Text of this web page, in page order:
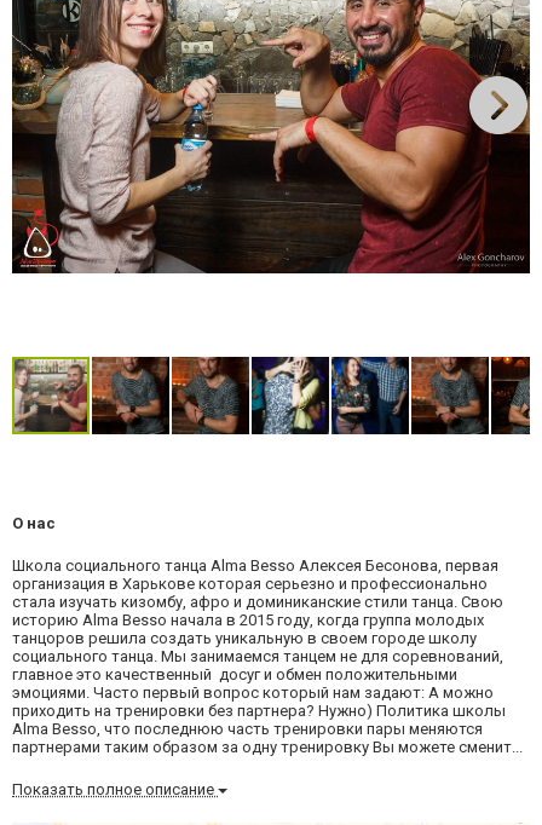
О нас
Школа социального танца Alma Besso Алексея Бесонова, первая
организация в Харькове которая серьезно и профессионально
стала изучать кизомбу, афро и доминиканские стили танца. Свою
историю Alma Besso начала в 2015 году, когда группа молодых
танцоров решила создать уникальную в своем городе школу
социального танца. Мы занимаемся танцем не для соревнований,
главное это качественный досуг и обмен положительными
эмоциями. Часто первый вопрос который нам задают: А можно
приходить на тренировки без партнера? Нужно) Политика школы
Alma Besso, что последнюю часть тренировки пары меняются
партнерами таким образом за одну тренировку Вы можете сменит...
Показать полное описание